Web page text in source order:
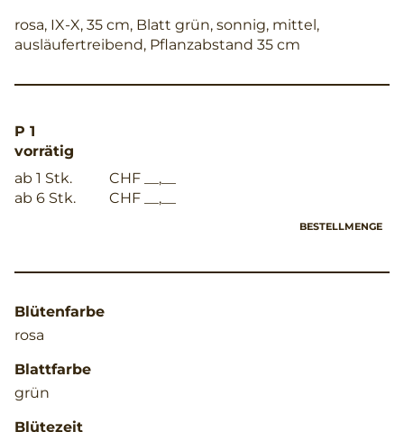
rosa, IX-X, 35 cm, Blatt grün, sonnig, mittel,
ausläufertreibend, Pflanzabstand 35 cm
P 1
vorrätig
ab 1 Stk.
CHF __,__
ab 6 Stk.
CHF __,__
BESTELLMENGE
Blütenfarbe
rosa
Blattfarbe
grün
Blütezeit